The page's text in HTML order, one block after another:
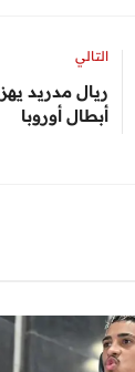
التالي
ريال مدريد
أبطال أوروبا